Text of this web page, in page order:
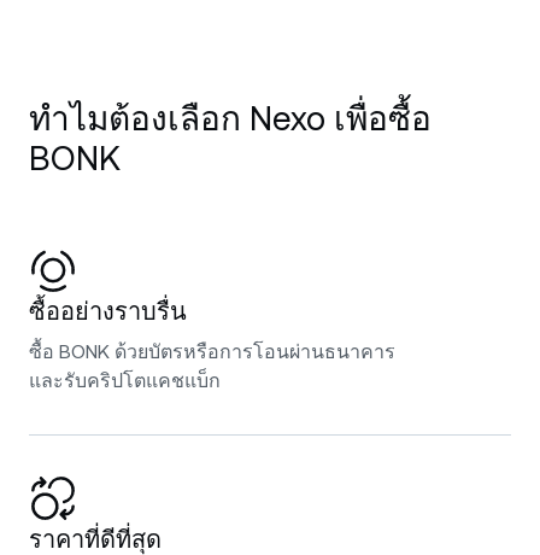
ทำไมต้องเลือก Nexo เพื่อซื้อ
BONK
ซื้ออย่างราบรื่น
ซื้อ BONK ด้วยบัตรหรือการโอนผ่านธนาคาร
และรับคริปโตแคชแบ็ก
ราคาที่ดีที่สุด